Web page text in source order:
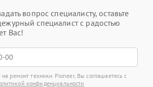
вопрос специалисту, оставьте
специалист с радостью
Вас!
ремонт техники Pioneer, Вы соглашаетесь с
конфиденциальности